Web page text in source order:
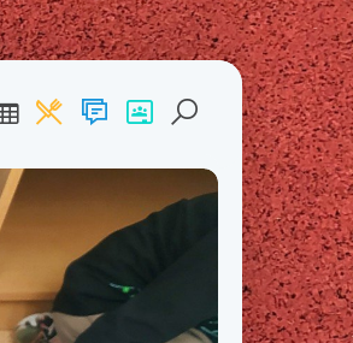
Třída I. C
Třída II. C
Třída III. C
Třída IV. C